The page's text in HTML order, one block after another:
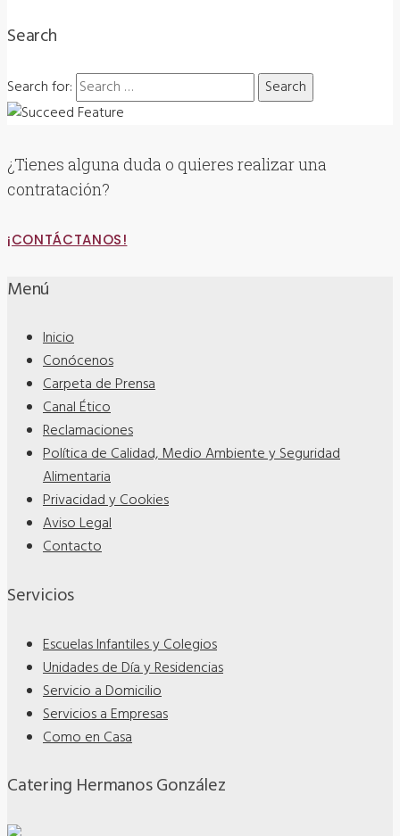
Search
Search for:
¿Tienes alguna duda o quieres realizar una
contratación?
¡CONTÁCTANOS!
Menú
Inicio
Conócenos
Carpeta de Prensa
Canal Ético
Reclamaciones
Política de Calidad, Medio Ambiente y Seguridad
Alimentaria
Privacidad y Cookies
Aviso Legal
Contacto
Servicios
Escuelas Infantiles y Colegios
Unidades de Día y Residencias
Servicio a Domicilio
Servicios a Empresas
Como en Casa
Catering Hermanos González